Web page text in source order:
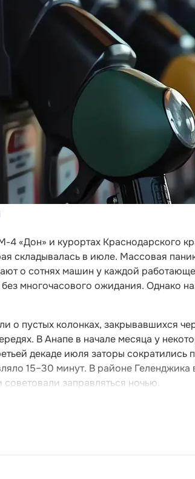
4 «Дон» и курортах Краснодарского
складывалась в июле. Массовая
о сотнях машин у каждой
многочасового ожидания. Однако
о пустых колонках, закрывавшихся
В Анапе в начале месяца у
декаде июля заторы
15–30 минут. В районе
заправляться ночью.